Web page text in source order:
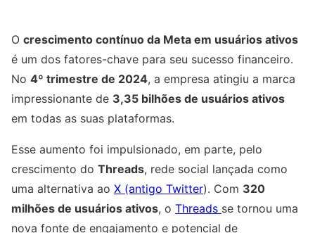
O crescimento contínuo da Meta em usuários ativos
é um dos fatores-chave para seu sucesso financeiro.
No 4º trimestre de 2024, a empresa atingiu a marca
impressionante de 3,35 bilhões de usuários ativos
em todas as suas plataformas.
Esse aumento foi impulsionado, em parte, pelo
crescimento do Threads, rede social lançada como
uma alternativa ao X (antigo Twitter). Com 320
milhões de usuários ativos, o Threads se tornou uma
nova fonte de engajamento e potencial de